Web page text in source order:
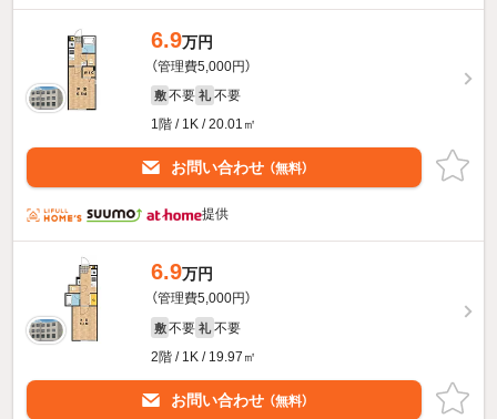
6.9万円
（管理費5,000円）
敷 不要 礼 不要
1階 / 1K / 20.01㎡
お問い合わせ （無料）
提供
6.9万円
（管理費5,000円）
敷 不要 礼 不要
2階 / 1K / 19.97㎡
お問い合わせ （無料）